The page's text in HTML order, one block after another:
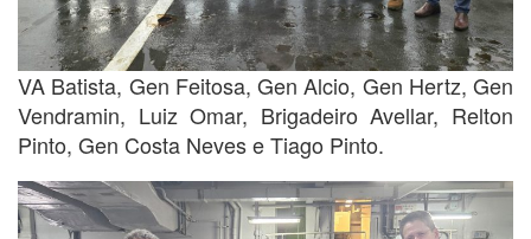
VA Batista, Gen Feitosa, Gen Alcio, Gen Hertz, Gen
Vendramin, Luiz Omar, Brigadeiro Avellar, Relton
Pinto, Gen Costa Neves e Tiago Pinto.